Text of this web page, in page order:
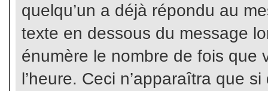
quelqu’un a déjà répondu au
texte en dessous du message
énumère le nombre de fois que
l’heure. Ceci n’apparaîtra que